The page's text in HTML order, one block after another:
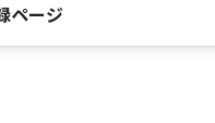
ページ